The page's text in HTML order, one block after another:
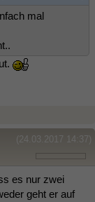
mal
(24.03.2017 14:37)
es nur zwei
geht er auf